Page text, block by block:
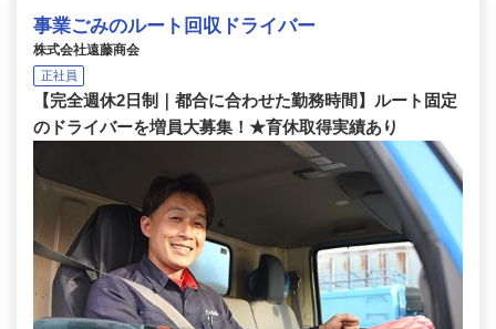
事業ごみのルート回収ドライバー
株式会社遠藤商会
正社員
【完全週休2日制｜都合に合わせた勤務時間】ルート固定
のドライバーを増員大募集！★育休取得実績あり